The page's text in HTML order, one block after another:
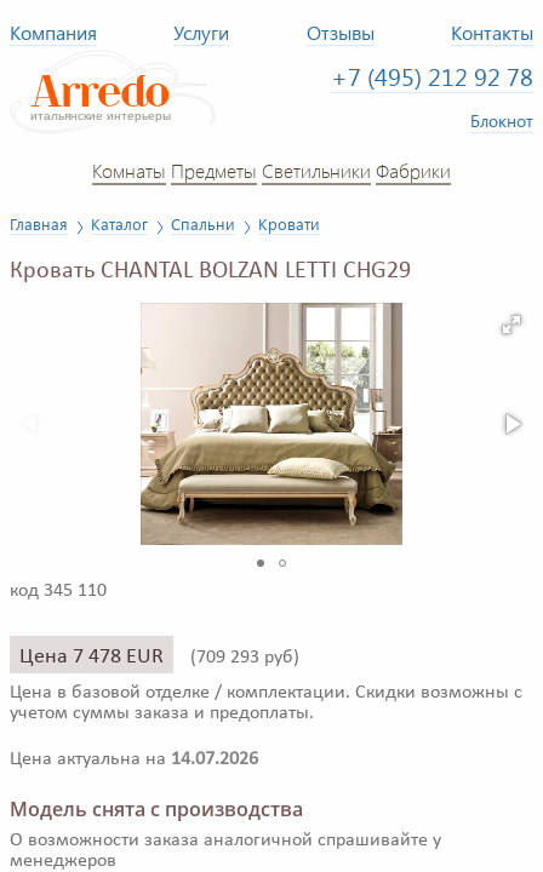
Компания Услуги Отзывы Контакты
+7 (495) 212 92 78
Блокнот
Комнаты Предметы Светильники Фабрики
Главная Каталог Спальни Кровати
Кровать CHANTAL BOLZAN LETTI CHG29
код 345 110
Цена 7 478 EUR (709 293 руб)
Цена в базовой отделке / комплектации. Скидки возможны с
учетом суммы заказа и предоплаты.
Цена актуальна на 14.07.2026
Модель снята с производства
О возможности заказа аналогичной спрашивайте у
менеджеров